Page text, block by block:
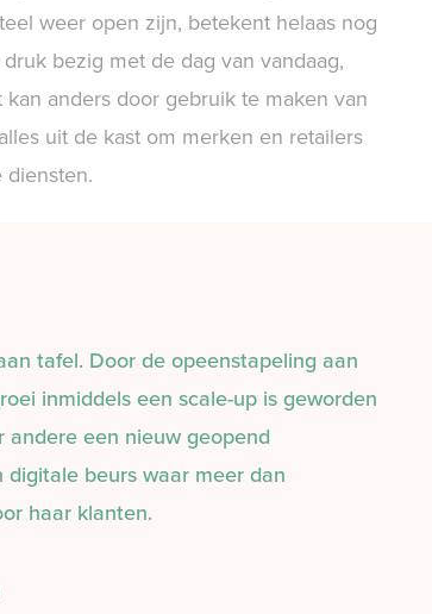
weer open zijn, betekent helaas nog
bezig met de dag van vandaag,
anders door gebruik te maken van
uit de kast om merken en retailers
tafel. Door de opeenstapeling aan
inmiddels een scale-up is geworden
een nieuw geopend
beurs waar meer dan
haar klanten.